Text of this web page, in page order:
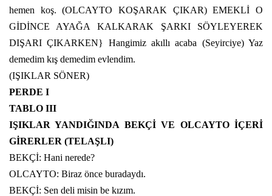
hemen koş. (OLCAYTO KOŞARAK ÇIKAR) EMEKLİ O
GİDİNCE AYAĞA KALKARAK ŞARKI SÖYLEYEREK
DIŞARI ÇIKARKEN} Hangimiz akıllı acaba (Seyirciye) Yaz
demedim kış demedim evlendim.
(IŞIKLAR SÖNER)
PERDE I
TABLO III
IŞIKLAR YANDIĞINDA BEKÇİ VE OLCAYTO İÇERİ
GİRERLER (TELAŞLI)
BEKÇİ: Hani nerede?
OLCAYTO: Biraz önce buradaydı.
BEKÇİ: Sen deli misin be kızım.